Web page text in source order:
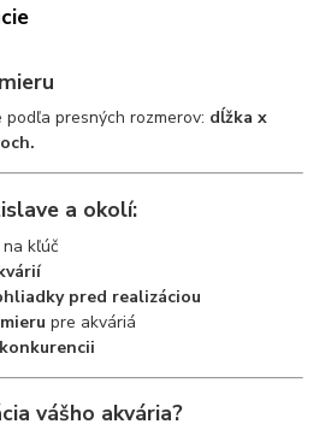
presných rozmerov: dĺžka x
a okolí:
na kľúč
pred realizáciou
pre akváriá
vášho akvária?